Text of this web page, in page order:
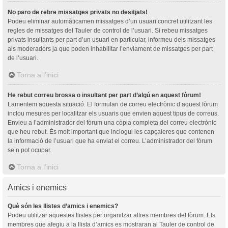
No paro de rebre missatges privats no desitjats!
Podeu eliminar automàticamen missatges d’un usuari concret utilitzant les
regles de missatges del Tauler de control de l’usuari. Si rebeu missatges
privats insultants per part d’un usuari en particular, informeu dels missatges
als moderadors ja que poden inhabilitar l’enviament de missatges per part
de l’usuari.
Torna a l’inici
He rebut correu brossa o insultant per part d’algú en aquest fòrum!
Lamentem aquesta situació. El formulari de correu electrònic d’aquest fòrum
inclou mesures per localitzar els usuaris que envien aquest tipus de correus.
Envieu a l’administrador del fòrum una còpia completa del correu electrònic
que heu rebut. És molt important que inclogui les capçaleres que contenen
la informació de l’usuari que ha enviat el correu. L’administrador del fòrum
se’n pot ocupar.
Torna a l’inici
Amics i enemics
Què són les llistes d’amics i enemics?
Podeu utilitzar aquestes llistes per organitzar altres membres del fòrum. Els
membres que afegiu a la llista d’amics es mostraran al Tauler de control de